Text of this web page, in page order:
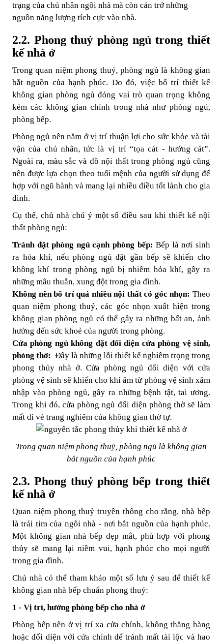
trạng của chủ nhân ngôi nhà mà còn cản trở những
nguồn năng lượng tích cực vào nhà.
2.2. Phong thuỷ phòng ngủ trong thiết
kế nhà ở
Trong quan niệm phong thuỷ, phòng ngủ là không gian
bắt nguồn của hạnh phúc. Do đó, việc bố trí thiết kế
không gian phòng ngủ đóng vai trò quan trọng không
kém các không gian chính trong nhà như phòng ngủ,
phòng bếp.
Phòng ngủ nên nằm ở vị trí thuận lợi cho sức khỏe và tài
vận của chủ nhân, tức là vị trí “tọa cát - hướng cát”.
Ngoài ra, màu sắc và đồ nội thất trong phòng ngủ cũng
nên được lựa chọn theo tuổi mệnh của người sử dụng để
hợp với ngũ hành và mang lại nhiều điều tốt lành cho gia
đình.
Cụ thể, chủ nhà chú ý một số điều sau khi thiết kế nội
thất phòng ngủ:
Tránh đặt phòng ngủ cạnh phòng bếp:Bếp là nơi sinh
ra hỏa khí, nếu phòng ngủ đặt gần bếp sẽ khiến cho
không khí trong phòng ngủ bị nhiễm hỏa khí, gây ra
những mâu thuẫn, xung đột trong gia đình.
Không nên bố trí quá nhiều nội thất có góc nhọn: Theo
quan niệm phong thuỷ, các góc nhọn xuất hiện trong
không gian phòng ngủ có thể gây ra những bất an, ảnh
hưởng đến sức khoẻ của người trong phòng.
Cửa phòng ngủ không đặt đối diện cửa phòng vệ sinh,
phòng thờ: Đây là những lỗi thiết kế nghiêm trọng trong
phong thủy nhà ở. Cửa phòng ngủ đối diện với cửa
phòng vệ sinh sẽ khiến cho khí âm từ phòng vệ sinh xâm
nhập vào phòng ngủ, gây ra những bệnh tật, tai ương.
Trong khi đó, cửa phòng ngủ đối diện phòng thờ sẽ làm
mất đi vẻ trang nghiêm của không gian thờ tự.
Trong quan niệm phong thuỷ, phòng ngủ là không gian
bắt nguồn của hạnh phúc
2.3. Phong thuỷ phòng bếp trong thiết
kế nhà ở
Quan niệm phong thuỷ truyền thống cho rằng, nhà bếp
là trái tim của ngôi nhà - nơi bắt nguồn của hạnh phúc.
Một không gian nhà bếp đẹp mắt, phù hợp với phong
thủy sẽ mang lại niềm vui, hạnh phúc cho mọi người
trong gia đình.
Chủ nhà có thể tham khảo một số lưu ý sau để thiết kế
không gian nhà bếp chuẩn phong thuỷ:
1 - Vị trí, hướng phòng bếp cho nhà ở
Phòng bếp nên ở vị trí xa cửa chính, không thẳng hàng
hoặc đối diện với cửa chính để tránh mất tài lộc và hao